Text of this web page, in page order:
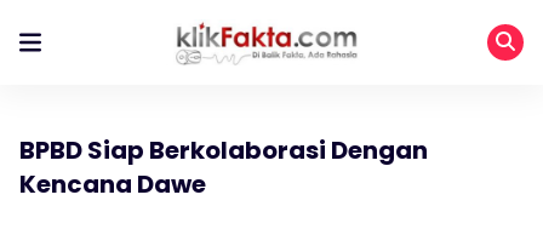
BPBD Siap Berkolaborasi Dengan
Kencana Dawe